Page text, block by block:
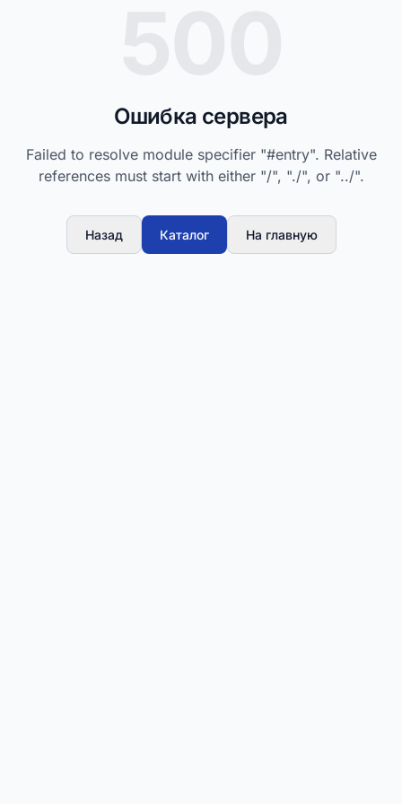
Ошибка сервера
Failed to resolve module specifier "#entry". Relative
references must start with either "/", "./", or "../".
Назад Каталог На главную